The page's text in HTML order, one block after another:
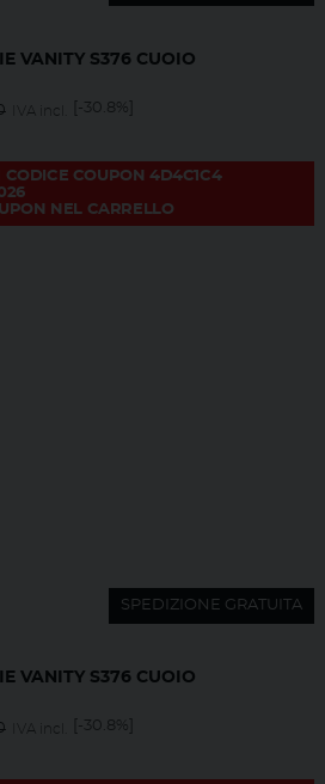
VANITY S376 CUOIO
IVA incl. [-30.8%]
CODICE COUPON 4D4C1C4
NEL CARRELLO
SPEDIZIONE GRATUITA
VANITY S376 CUOIO
IVA incl. [-30.8%]